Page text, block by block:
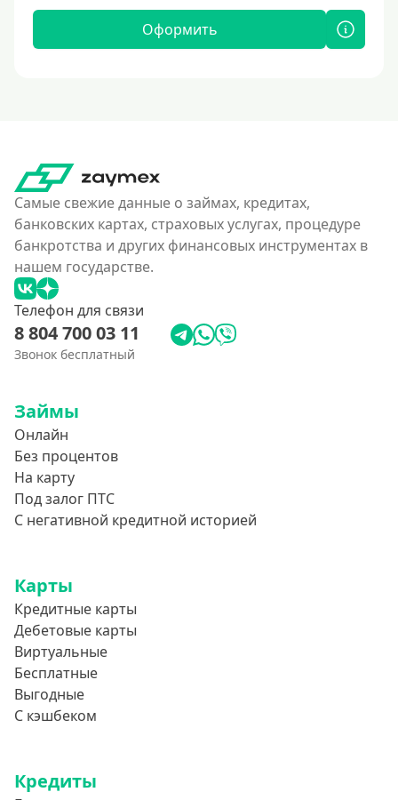
Оформить
Самые свежие данные о займах, кредитах,
банковских картах, страховых услугах, процедуре
банкротства и других финансовых инструментах в
нашем государстве.
Телефон для связи
8 804 700 03 11
Звонок бесплатный
Займы
Онлайн
Без процентов
На карту
Под залог ПТС
С негативной кредитной историей
Карты
Кредитные карты
Дебетовые карты
Виртуальные
Бесплатные
Выгодные
С кэшбеком
Кредиты